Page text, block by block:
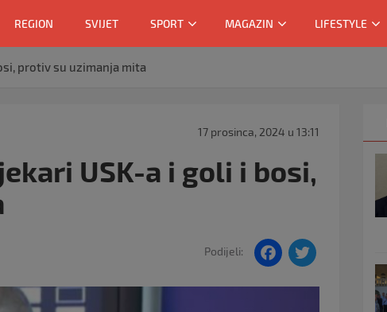
REGION SVIJET SPORT MAGAZIN LIFESTYLE
protiv su uzimanja mita
17 prosinca, 2024 u 13:11
USK-a i goli i bosi,
Podijeli:
F